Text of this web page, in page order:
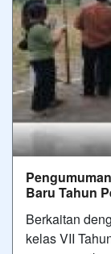
Baru Tahun
Berkaitan
kelas VII